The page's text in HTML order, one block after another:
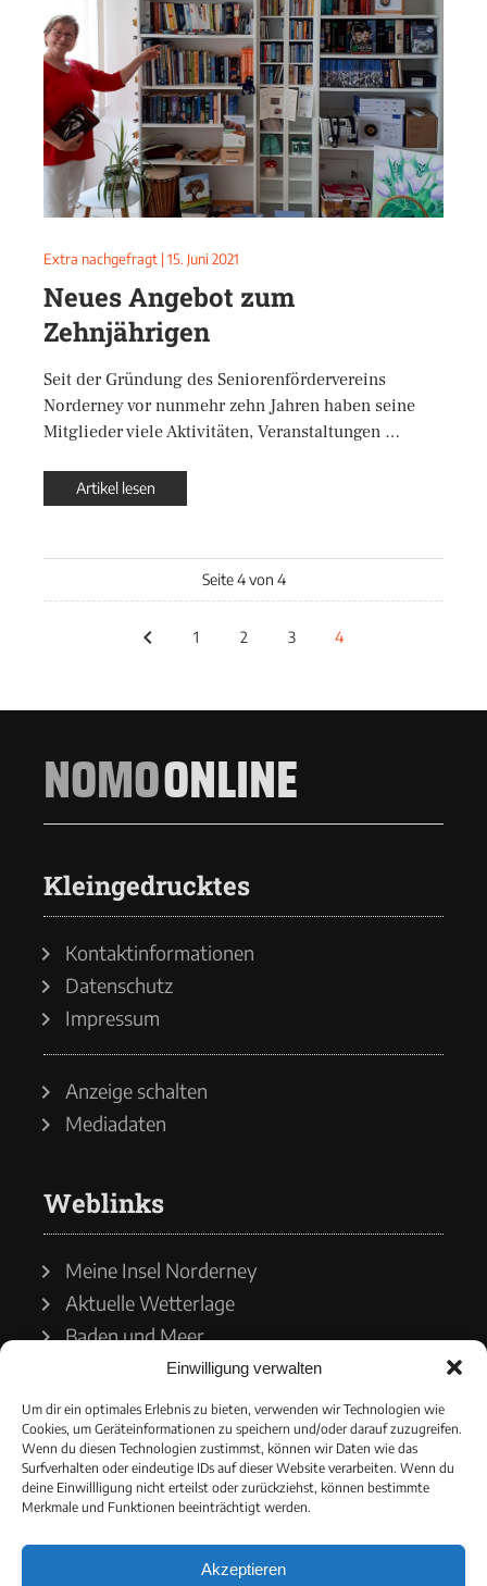
Einwilligung verwalten
Um dir ein optimales Erlebnis zu bieten, verwenden wir Technologien wie
Cookies, um Geräteinformationen zu speichern und/oder darauf zuzugreifen.
Wenn du diesen Technologien zustimmst, können wir Daten wie das
Surfverhalten oder eindeutige IDs auf dieser Website verarbeiten. Wenn du
deine Einwillligung nicht erteilst oder zurückziehst, können bestimmte
Merkmale und Funktionen beeinträchtigt werden.
Akzeptieren
Extra nachgefragt | 15. Juni 2021
Neues Angebot zum
Zehnjährigen
Seit der Gründung des Seniorenfördervereins
Norderney vor nunmehr zehn Jahren haben seine
Mitglieder viele Aktivitäten, Veranstaltungen …
Artikel lesen
Seite 4 von 4
1 2 3 4
NOMOONLINE
Kleingedrucktes
Kontaktinformationen
Datenschutz
Impressum
Anzeige schalten
Mediadaten
Weblinks
Meine Insel Norderney
Aktuelle Wetterlage
Baden und Meer
Wetterdienst
Wasserstände
Schiffsverkehr